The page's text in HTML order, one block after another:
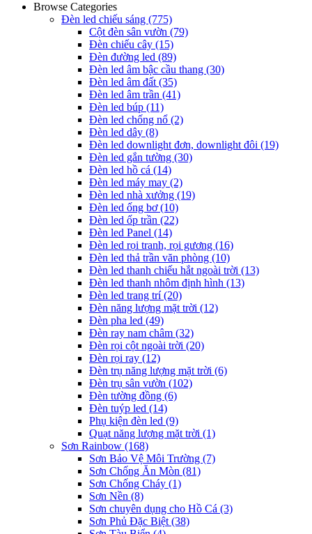
Browse Categories
Đèn led chiếu sáng (775)
Cột đèn sân vườn (79)
Đèn chiếu cây (15)
Đèn đường led (89)
Đèn led âm bậc cầu thang (30)
Đèn led âm đất(35)
Đèn led âm trần (41)
Đèn led búp (11)
Đèn led chống nổ (2)
Đèn led dây (8)
Đèn led downlight đơn, downlight đôi (19)
Đèn led gắn tường (30)
Đèn led hồ cá (14)
Đèn led máy may (2)
Đèn led nhà xưởng (19)
Đèn led ống bơ(10)
Đèn led ốp trần (22)
Đèn led Panel (14)
Đèn led rọi tranh, rọi gương (16)
Đèn led thả trần văn phòng (10)
Đèn led thanh chiếu hắt ngoài trời (13)
Đèn led thanh nhôm định hình (13)
Đèn led trang trí(20)
Đèn năng lượng mặt trời (12)
Đèn pha led (49)
Đèn ray nam châm (32)
Đèn rọi cột ngoài trời (20)
Đèn rọi ray (12)
Đèn trụ năng lượng mặt trời (6)
Đèn trụ sân vườn (102)
Đèn tường đồng (6)
Đèn tuýp led (14)
Phụ kiện đèn led (9)
Quạt năng lượng mặt trời (1)
Sơn Rainbow (168)
Sơn Bảo Vệ Môi Trường (7)
Sơn Chống Ăn Mòn (81)
Sơn Chống Cháy (1)
Sơn Nền (8)
Sơn chuyên dụng cho Hồ Cá (3)
Sơn Phủ Đặc Biệt(38)